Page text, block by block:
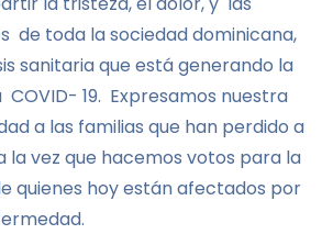
de toda la sociedad dominicana,
sanitaria que está generando la
19. Expresamos nuestra
a las familias que han perdido a
la vez que hacemos votos para la
quienes hoy están afectados por